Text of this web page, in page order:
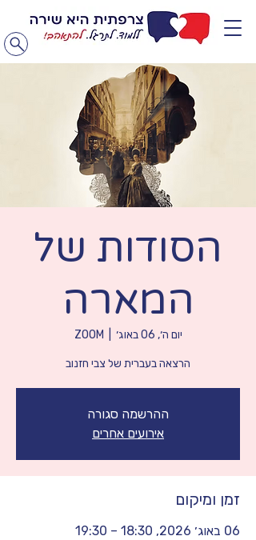
הסודות של
המארה
יום ה׳, 06 באוג׳ ZOOM
הרצאה בעברית של צבי חזנוב
ההרשמה סגורה
אירועים אחרים
זמן ומיקום
06 באוג׳ 2026, 18:30 – 19:30